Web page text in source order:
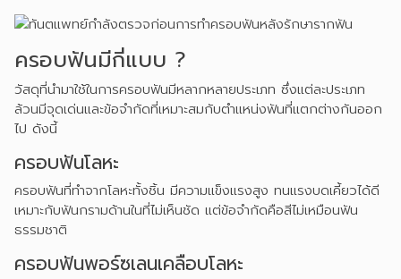
ครอบฟันมีกี่แบบ ?
วัสดุที่นำมาใช้ในการครอบฟันมีหลากหลายประเภท ซึ่งแต่ละประเภท
ล้วนมีจุดเด่นและข้อจำกัดที่เหมาะสมกับตำแหน่งฟันที่แตกต่างกันออก
ไป ดังนี้
ครอบฟันโลหะ
ครอบฟันที่ทำจากโลหะทั้งชิ้น มีความแข็งแรงสูง ทนแรงบดเคี้ยวได้ดี
เหมาะกับฟันกรามด้านในที่ไม่เห็นชัด แต่ข้อจำกัดคือสีไม่เหมือนฟัน
ธรรมชาติ
ครอบฟันพอร์ซเลนเคลือบโลหะ